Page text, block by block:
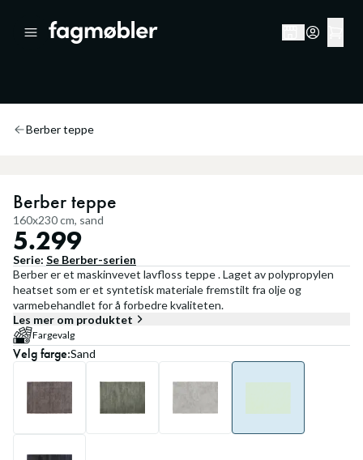
Berber teppe
Berber teppe
160x230 cm, sand
5.299
Serie: Se Berber-serien
Berber er et maskinvevet lavfloss teppe . Laget av polypropylen
heatset som er et syntetisk materiale fremstilt fra olje og
varmebehandlet for å forbedre kvaliteten.
Les mer om produktet
Fargevalg
Velgfarge:Sand